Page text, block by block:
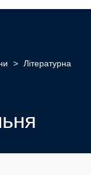
> Літературна